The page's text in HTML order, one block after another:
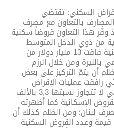
السكني: تقتضي
المصارف بالتعاون مع مصرف
وفَّر هذا التعاون قروضاً سكنية
لبنانية من ذوي الدخل المتوسط
والمحدود وبمحفظة قروض سكنية فاقت 13 مليار دولار من
بالليرة ومن خلال الرزم
أن يتمّ التركيز على بعض
رافقت عمليات الإقراض
السكني على مدى 20 سنة والتي لا تتجاوز نسبتها 3,3 بالألف
الإسكانية كما أظهرته
لبنان؛ ومن الظلم كذلك أن
الـ 99,99% من قيمة وعدد القروض السكنية